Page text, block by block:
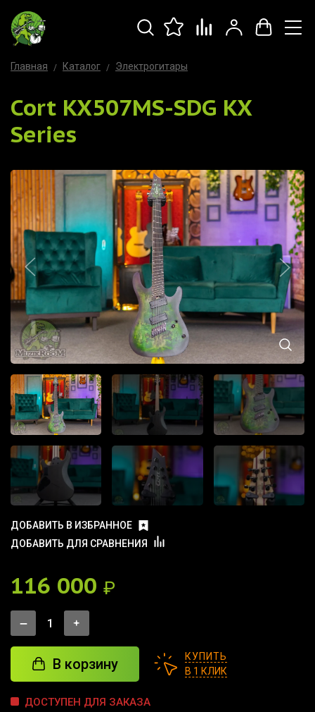
Главная Каталог Электрогитары
Cort KX507MS-SDG KX
Series
ДОБАВИТЬ В ИЗБРАННОЕ
ДОБАВИТЬ ДЛЯ СРАВНЕНИЯ
116 000 ₽
В корзину
КУПИТЬ
В 1 КЛИК
ДОСТУПЕН ДЛЯ ЗАКАЗА